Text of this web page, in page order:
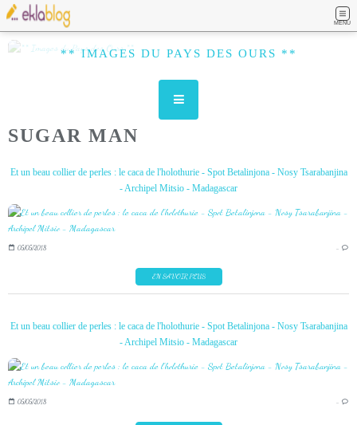
MENU
** IMAGES DU PAYS DES OURS **
SUGAR MAN
Et un beau collier de perles : le caca de l'holothurie - Spot Betalinjona - Nosy Tsarabanjina
- Archipel Mitsio - Madagascar
05/05/2018 …
EN SAVOIR PLUS
Et un beau collier de perles : le caca de l'holothurie - Spot Betalinjona - Nosy Tsarabanjina
- Archipel Mitsio - Madagascar
05/05/2018 …